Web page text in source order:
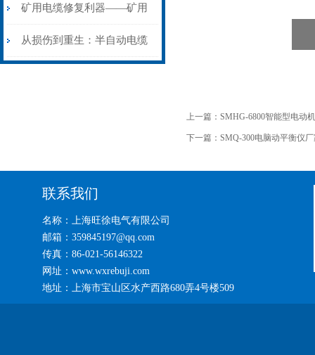
生”
安装与接线：精准修复的工
艺基石
矿用电缆修复利器——矿用
电缆热补机智能控温，安全
从损伤到重生：半自动电缆
上一篇： SMHG-6800智能型电动
下一篇： SMQ-300电脑动平衡仪
联系我们
名称：上海旺徐电气有限公司
邮箱：359845197@qq.com
传真：86-021-56146322
网址：www.wxrebuji.com
地址：上海市宝山区水产西路680弄4号楼509